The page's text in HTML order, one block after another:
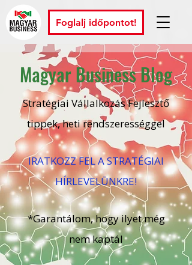
Foglalj időpontot!
Magyar Business Blog
Stratégiai Vállalkozás Fejlesztő
tippek, heti rendszerességgel
IRATKOZZ FEL A STRATÉGIAI
HÍRLEVELŪNKRE!
*Garantálom, hogy ilyet még
nem kaptál